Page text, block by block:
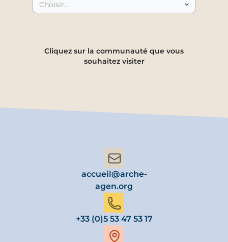
Choisir...
Cliquez sur la communauté que vous
souhaitez visiter
accueil@arche-
agen.org
+33 (0)5 53 47 53 17